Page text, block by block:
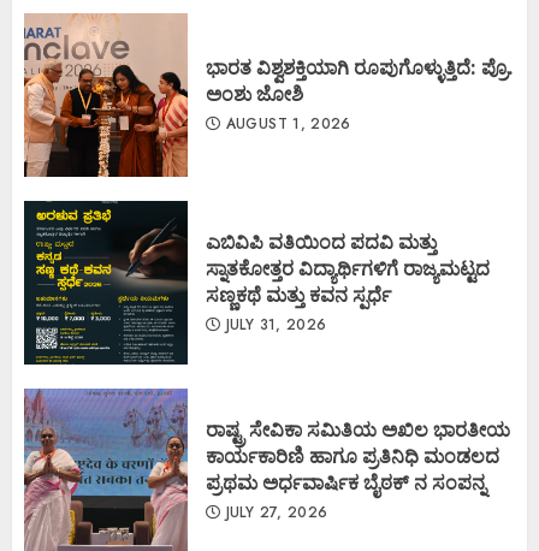
ಭಾರತ ವಿಶ್ವಶಕ್ತಿಯಾಗಿ ರೂಪುಗೊಳ್ಳುತ್ತಿದೆ: ಪ್ರೊ.
ಅಂಶು ಜೋಶಿ
AUGUST 1, 2026
ಎಬಿವಿಪಿ ವತಿಯಿಂದ ಪದವಿ ಮತ್ತು
ಸ್ನಾತಕೋತ್ತರ ವಿದ್ಯಾರ್ಥಿಗಳಿಗೆ ರಾಜ್ಯಮಟ್ಟದ
ಸಣ್ಣಕಥೆ ಮತ್ತು ಕವನ ಸ್ಪರ್ಧೆ
JULY 31, 2026
ರಾಷ್ಟ್ರ ಸೇವಿಕಾ ಸಮಿತಿಯ ಅಖಿಲ ಭಾರತೀಯ
ಕಾರ್ಯಕಾರಿಣಿ ಹಾಗೂ ಪ್ರತಿನಿಧಿ ಮಂಡಲದ
ಪ್ರಥಮ ಅರ್ಧವಾರ್ಷಿಕ ಬೈಠಕ್ ನ ಸಂಪನ್ನ
JULY 27, 2026